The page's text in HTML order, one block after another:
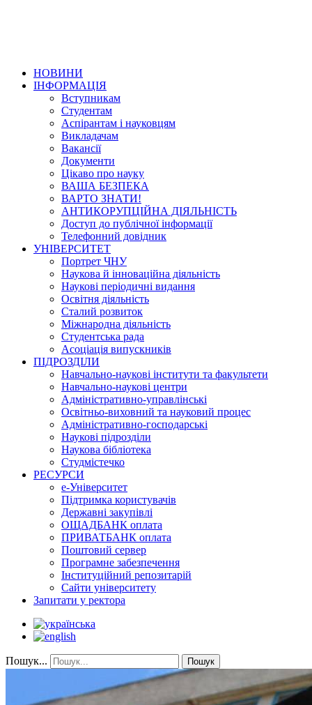
НОВИНИ
ІНФОРМАЦІЯ
Вступникам
Студентам
Аспірантам і науковцям
Викладачам
Вакансії
Документи
Цікаво про науку
ВАША БЕЗПЕКА
ВАРТО ЗНАТИ!
АНТИКОРУПЦІЙНА ДІЯЛЬНІСТЬ
Доступ до публічної інформації
Телефонний довідник
УНІВЕРСИТЕТ
Портрет ЧНУ
Наукова й інноваційна діяльність
Наукові періодичні видання
Освітня діяльність
Сталий розвиток
Міжнародна діяльність
Студентська рада
Асоціація випускників
ПІДРОЗДІЛИ
Навчально-наукові інститути та факультети
Навчально-наукові центри
Адміністративно-управлінські
Освітньо-виховний та науковий процес
Адміністративно-господарські
Наукові підрозділи
Наукова бібліотека
Студмістечко
РЕСУРСИ
е-Університет
Підтримка користувачів
Державні закупівлі
ОЩАДБАНК оплата
ПРИВАТБАНК оплата
Поштовий сервер
Програмне забезпечення
Інституційний репозитарій
Сайти університету
Запитати у ректора
Пошук... Пошук